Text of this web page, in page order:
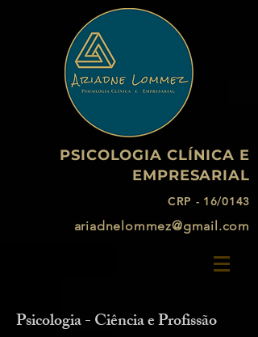
PSICOLOGIA CLÍNICA E
EMPRESARIAL
CRP - 16/0143
ariadnelommez@gmail.com
Psicologia - Ciência e Profissão